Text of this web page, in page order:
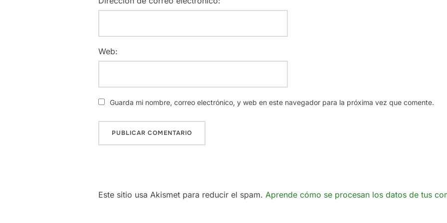
Web:
Guarda mi nombre, correo electrónico, y web en este navegador para la próxima vez que comente.
Este sitio usa Akismet para reducir el spam. Aprende cómo se procesan los datos de tus